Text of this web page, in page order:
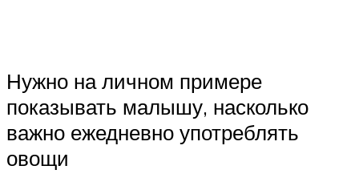
Нужно на личном примере
показывать малышу, насколько
важно ежедневно употреблять
овощи